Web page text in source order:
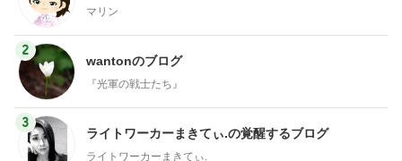
マリン
2
wantonのブログ
『光軍の戦士たち』
3
ライトワーカーまきてぃ.の覚醒するブログ
ライトワーカーまきてぃ.